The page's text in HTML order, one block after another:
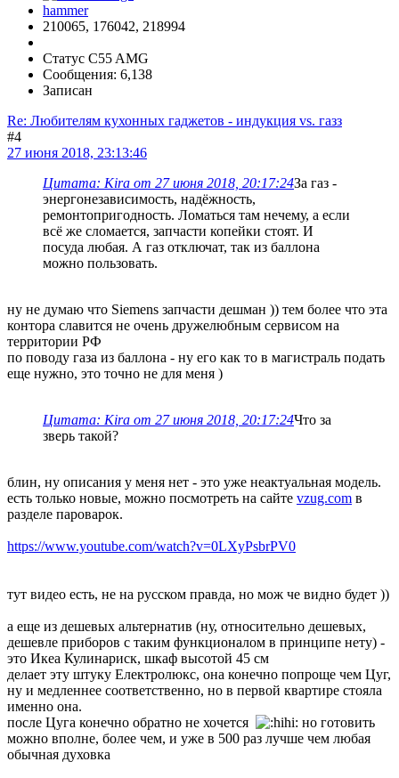
210065, 176042, 218994
Статус C55 AMG
Сообщения: 6,138
Записан
Re: Любителям кухонных гаджетов - индукция vs. газз
#4
27 июня 2018, 23:13:46
Цитата: Kira от 27 июня 2018, 20:17:24За газ -
энергонезависимость, надёжность,
ремонтопригодность. Ломаться там нечему, а если
всё же сломается, запчасти копейки стоят. И
посуда любая. А газ отключат, так из баллона
можно пользовать.
ну не думаю что Siemens запчасти дешман )) тем более что эта
контора славится не очень дружелюбным сервисом на
территории РФ
по поводу газа из баллона - ну его как то в магистраль подать
еще нужно, это точно не для меня )
Цитата: Kira от 27 июня 2018, 20:17:24Что за
зверь такой?
блин, ну описания у меня нет - это уже неактуальная модель.
есть только новые, можно посмотреть на сайте vzug.com в
разделе пароварок.
https://www.youtube.com/watch?v=0LXyPsbrPV0
тут видео есть, не на русском правда, но мож че видно будет ))
а еще из дешевых альтернатив (ну, относительно дешевых,
дешевле приборов с таким функционалом в принципе нету) -
это Икеа Кулинариск, шкаф высотой 45 см
делает эту штуку Електролюкс, она конечно попроще чем Цуг,
ну и медленнее соответственно, но в первой квартире стояла
именно она.
после Цуга конечно обратно не хочется
но готовить
можно вполне, более чем, и уже в 500 раз лучше чем любая
обычная духовка